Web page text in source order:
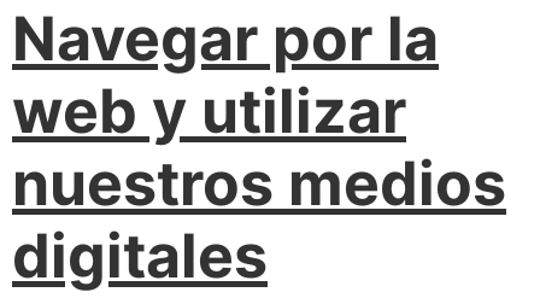
Navegar por la
web y utilizar
nuestros medios
digitales